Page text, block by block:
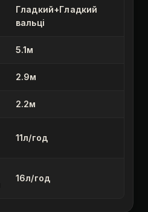
Гладкий+Гладкий
вальці
5.1м
2.9м
2.2м
11л/год
16л/год